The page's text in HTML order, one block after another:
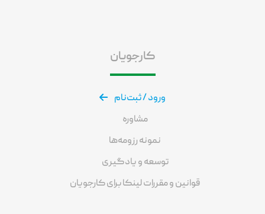
کارجویان
ورود / ثبت‌نام
مشاوره
نمونه رزومه‌ها
توسعه و یادگیری
قوانین و مقررات لینکا برای کارجویان